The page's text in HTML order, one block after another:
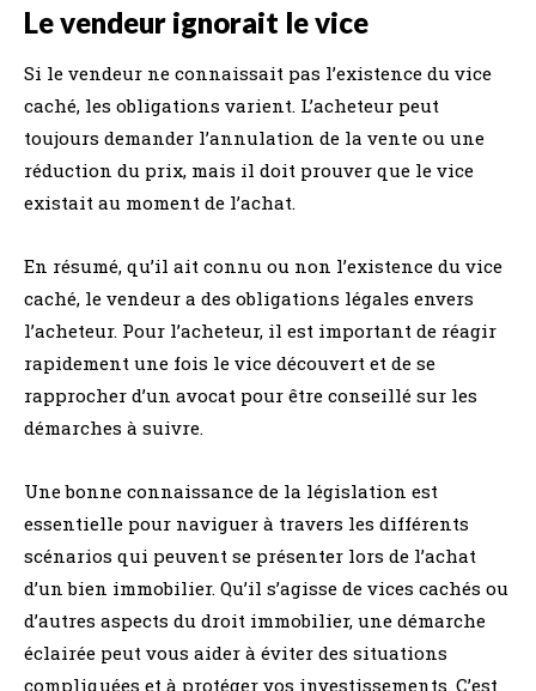
Le vendeur ignorait le vice
Si le vendeur ne connaissait pas l’existence du vice
caché, les obligations varient. L’acheteur peut
toujours demander l’annulation de la vente ou une
réduction du prix, mais il doit prouver que le vice
existait au moment de l’achat.
En résumé, qu’il ait connu ou non l’existence du vice
caché, le vendeur a des obligations légales envers
l’acheteur. Pour l’acheteur, il est important de réagir
rapidement une fois le vice découvert et de se
rapprocher d’un avocat pour être conseillé sur les
démarches à suivre.
Une bonne connaissance de la législation est
essentielle pour naviguer à travers les différents
scénarios qui peuvent se présenter lors de l’achat
d’un bien immobilier. Qu’il s’agisse de vices cachés ou
d’autres aspects du droit immobilier, une démarche
éclairée peut vous aider à éviter des situations
compliquées et à protéger vos investissements. C’est